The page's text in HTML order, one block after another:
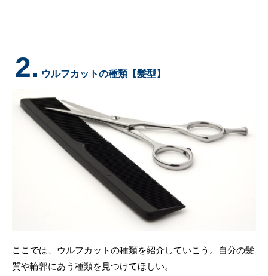
2. ウルフカットの種類【髪型】
ここでは、ウルフカットの種類を紹介していこう。自分の髪
質や輪郭にあう種類を見つけてほしい。